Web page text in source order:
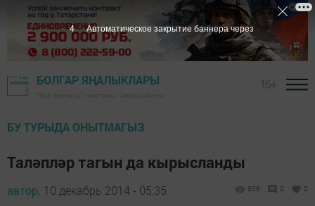
БОЛГАР ЯҢАЛЫКЛАРЫ
БУ ТУРЫДА ОНЫТМАГЫЗ
Таләпләр тагын да кырысланды
автор, 10 декабрь 2014 - 05:35 858 0 0
3 Автоматическое закрытие баннера через